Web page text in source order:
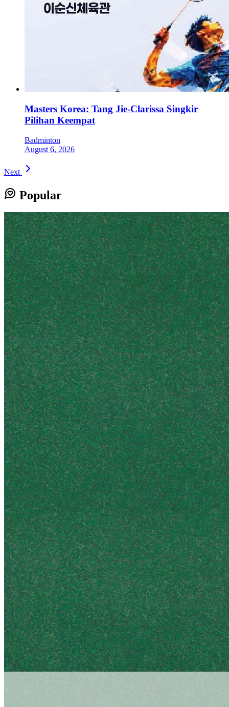
Masters Korea: Tang Jie-Clarissa Singkir
Pilihan Keempat
Badminton
August 6, 2026
Next
Popular